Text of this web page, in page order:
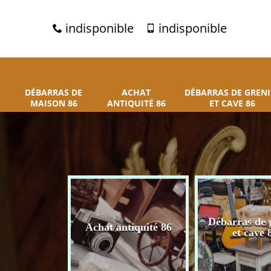
indisponible indisponible
DÉBARRAS DE
MAISON 86
ACHAT
ANTIQUITÉ 86
DÉBARRAS DE
ET CAVE 86
Achat antiquité 86
Débarras de
et cave